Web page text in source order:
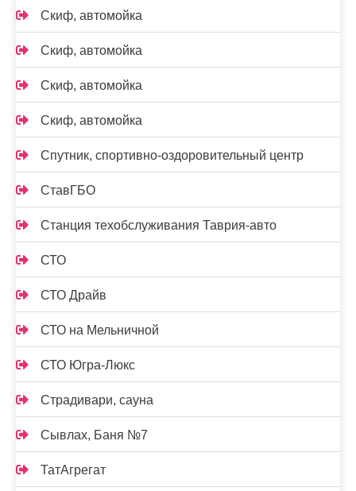
Скиф, автомойка
Скиф, автомойка
Скиф, автомойка
Скиф, автомойка
Спутник, спортивно-оздоровительный центр
СтавГБО
Станция техобслуживания Таврия-авто
СТО
СТО Драйв
СТО на Мельничной
СТО Югра-Люкс
Страдивари, сауна
Сывлах, Баня №7
ТатАгрегат